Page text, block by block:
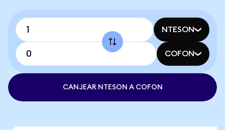
NTESON
COFON
CANJEAR NTESON A COFON